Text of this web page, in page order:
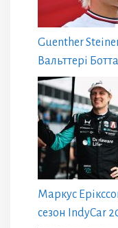
Guenther
Вальттері
Маркус
сезон IndyCar